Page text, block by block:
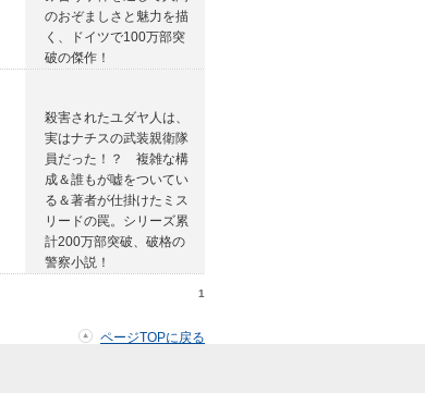
のおぞましさと魅力を描
く、ドイツで100万部突
破の傑作！
殺害されたユダヤ人は、
実はナチスの武装親衛隊
員だった！？ 複雑な構
成＆誰もが嘘をついてい
る＆著者が仕掛けたミス
リードの罠。シリーズ累
計200万部突破、破格の
警察小説！
1
ページTOPに戻る